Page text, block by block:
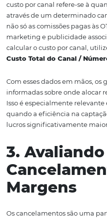
A medição da conversão
canais de venda.
proporção de visitantes
entender a eficácia de
reservas efetivas.
Para calcular a taxa de
Visitantes) x 100 . Essa
canal individualmente,
canais estão
pode indicar a
marketing ou no processo